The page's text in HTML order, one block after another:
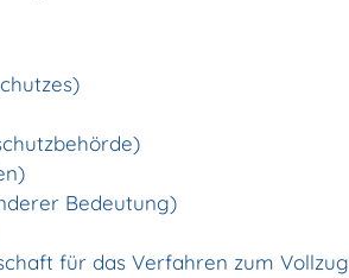
Bedeutung)
für das Verfahren zum Vollzug